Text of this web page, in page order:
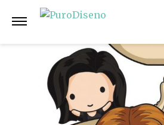
Anterior Siguiente